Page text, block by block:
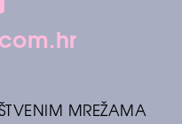
MREŽAMA